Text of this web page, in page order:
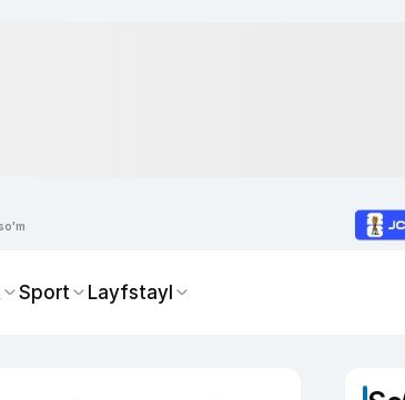
so'm
Sport Layfstayl